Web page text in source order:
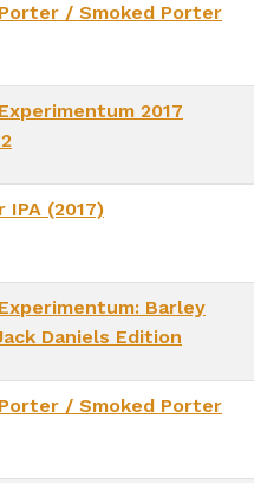
/ Smoked Porter
2017
IPA (2017)
Barley
Daniels Edition
/ Smoked Porter